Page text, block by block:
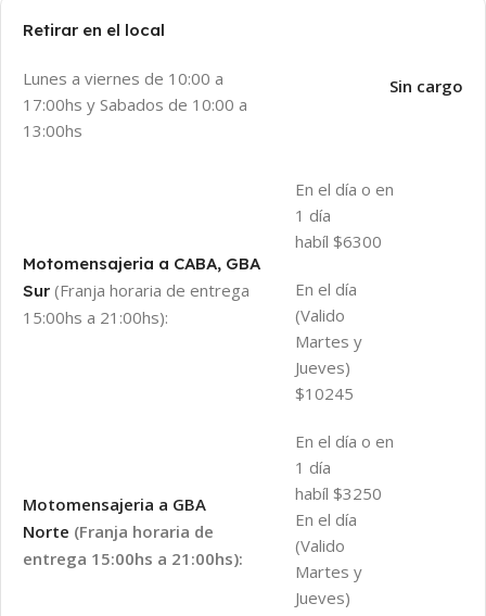
Retirar en el local
Lunes a viernes de 10:00 a
17:00hs y Sabados de 10:00 a
13:00hs
Sin cargo
Motomensajeria a CABA, GBA
Sur (Franja horaria de entrega
15:00hs a 21:00hs):
En el día o en
1 día
habíl $6300
En el día
(Valido
Martes y
Jueves)
$10245
Motomensajeria a GBA
Norte (Franja horaria de
entrega 15:00hs a 21:00hs):
En el día o en
1 día
habíl $3250
En el día
(Valido
Martes y
Jueves)